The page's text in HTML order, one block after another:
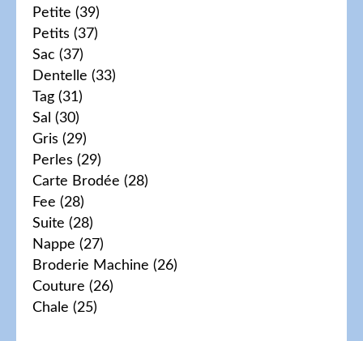
Petite (39)
Petits (37)
Sac (37)
Dentelle (33)
Tag (31)
Sal (30)
Gris (29)
Perles (29)
Carte Brodée (28)
Fee (28)
Suite (28)
Nappe (27)
Broderie Machine (26)
Couture (26)
Chale (25)